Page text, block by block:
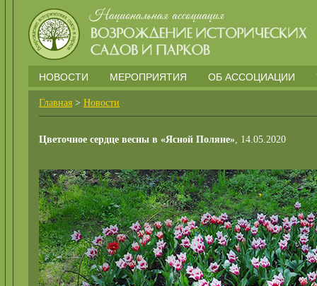
НОВОСТИ МЕРОПРИЯТИЯ ОБ АССОЦИАЦИИ
Главная > Новости
Цветочное сердце весны в «Ясной Поляне», 14.05.2020